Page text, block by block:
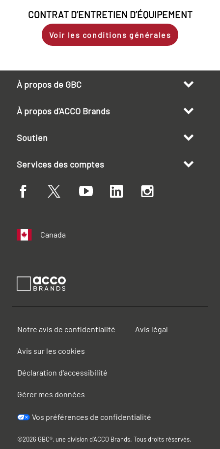
CONTRAT D’ENTRETIEN D’ÉQUIPEMENT
Voir les conditions générales
À propos de GBC
À propos d'ACCO Brands
Soutien
Services des comptes
Canada
Notre avis de confidentialité Avis légal
Avis sur les cookies
Déclaration d'accessibilité
Gérer mes données
Vos préférences de confidentialité
©2026 GBC®, une division d'ACCO Brands. Tous droits réservés.